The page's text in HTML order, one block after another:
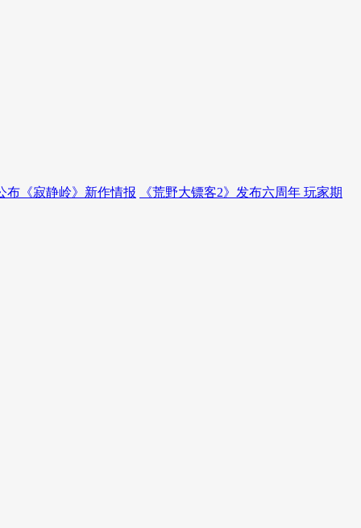
布《寂静岭》新作情报 《荒野大镖客2》发布六周年 玩家期